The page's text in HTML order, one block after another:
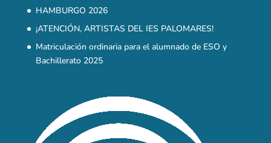
HAMBURGO 2026
¡ATENCIÓN, ARTISTAS DEL IES PALOMARES!
Matriculación ordinaria para el alumnado de ESO y
Bachillerato 2025